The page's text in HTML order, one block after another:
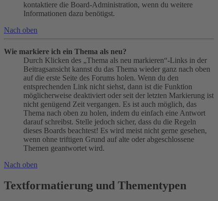
kontaktiere die Board-Administration, wenn du weitere
Informationen dazu benötigst.
Nach oben
Wie markiere ich ein Thema als neu?
Durch Klicken des „Thema als neu markieren“-Links in der
Beitragsansicht kannst du das Thema wieder ganz nach oben
auf die erste Seite des Forums holen. Wenn du den
entsprechenden Link nicht siehst, dann ist die Funktion
möglicherweise deaktiviert oder seit der letzten Markierung ist
nicht genügend Zeit vergangen. Es ist auch möglich, das
Thema nach oben zu holen, indem du einfach eine Antwort
darauf schreibst. Stelle jedoch sicher, dass du die Regeln
dieses Boards beachtest! Es wird meist nicht gerne gesehen,
wenn ohne triftigen Grund auf alte oder abgeschlossene
Themen geantwortet wird.
Nach oben
Textformatierung und Thementypen